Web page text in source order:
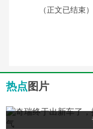
（正文已结束）
热点 图片